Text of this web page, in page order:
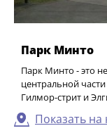
Парк Минто
Парк Минто - это
центральной
Гилмор-стрит и
Показать на